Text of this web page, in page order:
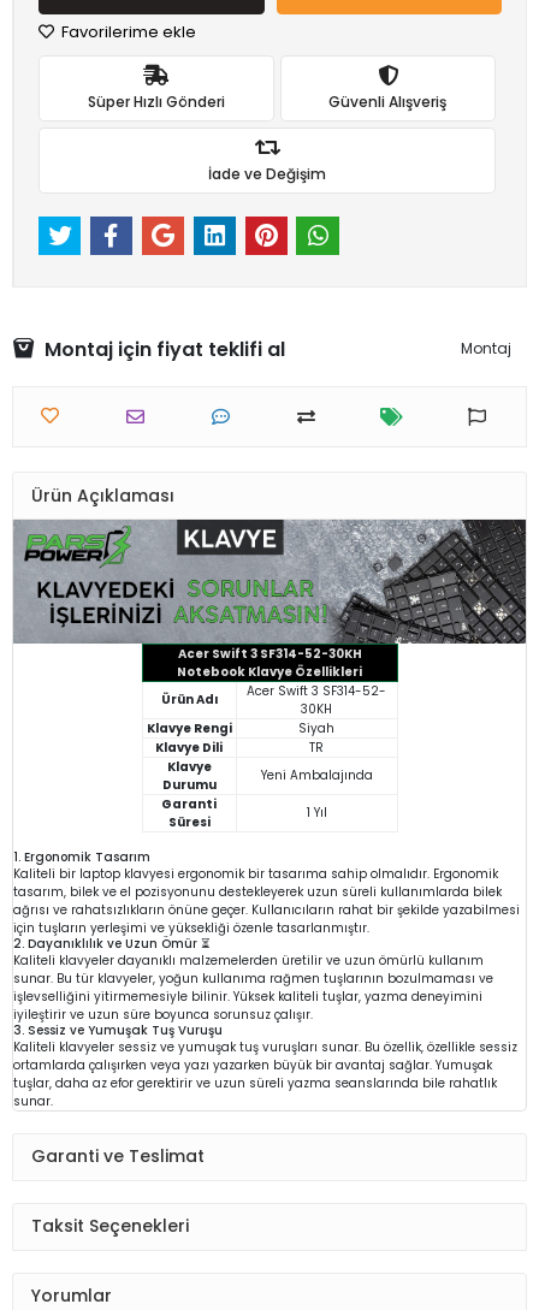
Favorilerime ekle
Süper Hızlı Gönderi Güvenli Alışveriş
İade ve Değişim
Montaj için fiyat teklifi al Montaj
Ürün Açıklaması
Acer Swift 3 SF314-52-30KH
Notebook Klavye Özellikleri
Ürün Adı
Acer Swift 3 SF314-52-
30KH
Klavye Rengi
Siyah
Klavye Dili
TR
Klavye
Durumu
Yeni Ambalajında
Garanti
Süresi
1 Yıl
1. Ergonomik Tasarım
Kaliteli bir laptop klavyesi ergonomik bir tasarıma sahip olmalıdır. Ergonomik
tasarım, bilek ve el pozisyonunu destekleyerek uzun süreli kullanımlarda bilek
ağrısı ve rahatsızlıkların önüne geçer. Kullanıcıların rahat bir şekilde yazabilmesi
için tuşların yerleşimi ve yüksekliği özenle tasarlanmıştır.
2. Dayanıklılık ve Uzun Ömür ⏳
Kaliteli klavyeler dayanıklı malzemelerden üretilir ve uzun ömürlü kullanım
sunar. Bu tür klavyeler, yoğun kullanıma rağmen tuşlarının bozulmaması ve
işlevselliğini yitirmemesiyle bilinir. Yüksek kaliteli tuşlar, yazma deneyimini
iyileştirir ve uzun süre boyunca sorunsuz çalışır.
3. Sessiz ve Yumuşak Tuş Vuruşu
Kaliteli klavyeler sessiz ve yumuşak tuş vuruşları sunar. Bu özellik, özellikle sessiz
ortamlarda çalışırken veya yazı yazarken büyük bir avantaj sağlar. Yumuşak
tuşlar, daha az efor gerektirir ve uzun süreli yazma seanslarında bile rahatlık
sunar.
Garanti ve Teslimat
Taksit Seçenekleri
Yorumlar